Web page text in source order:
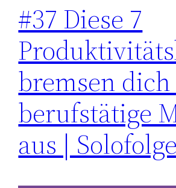
#37 Diese 7
bremsen dich
berufstätige
aus | Solofolge